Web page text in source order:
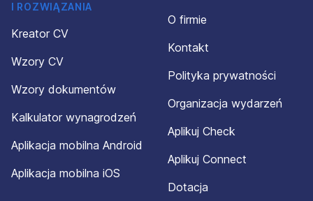
I ROZWIĄZANIA
Kreator CV
Wzory CV
Wzory dokumentów
Kalkulator wynagrodzeń
Aplikacja mobilna Android
Aplikacja mobilna iOS
O firmie
Kontakt
Polityka prywatności
Organizacja wydarzeń
Aplikuj Check
Aplikuj Connect
Dotacja